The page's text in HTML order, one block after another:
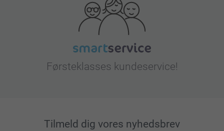
Førsteklasses kundeservice!
Tilmeld dig vores nyhedsbrev